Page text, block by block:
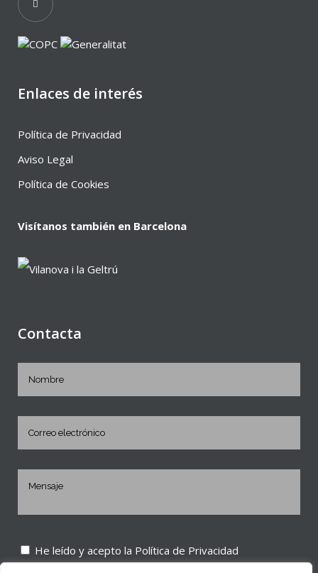
Enlaces de interés
Política de Privacidad
Aviso Legal
Política de Cookies
Visítanos también en Barcelona
Contacta
He leído y acepto la Política de Privacidad